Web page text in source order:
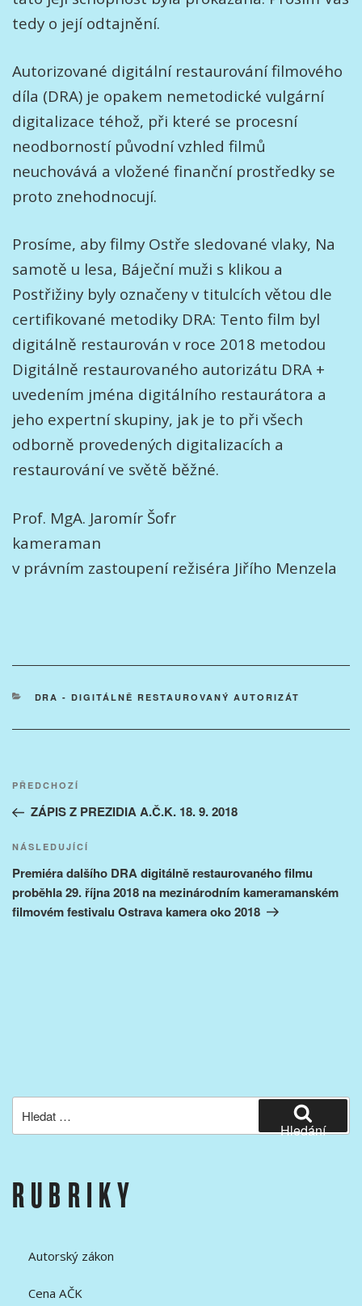
tedy o její odtajnění.
Autorizované digitální restaurování filmového
díla (DRA) je opakem nemetodické vulgární
digitalizace téhož, při které se procesní
neodborností původní vzhled filmů
neuchovává a vložené finanční prostředky se
proto znehodnocují.
Prosíme, aby filmy Ostře sledované vlaky, Na
samotě u lesa, Báječní muži s klikou a
Postřižiny byly označeny v titulcích větou dle
certifikované metodiky DRA: Tento film byl
digitálně restaurován v roce 2018 metodou
Digitálně restaurovaného autorizátu DRA +
uvedením jména digitálního restaurátora a
jeho expertní skupiny, jak je to při všech
odborně provedených digitalizacích a
restaurování ve světě běžné.
Prof. MgA. Jaromír Šofr
kameraman
v právním zastoupení režiséra Jiřího Menzela
RUBRIKY
DRA - DIGITÁLNĚ RESTAUROVANÝ AUTORIZÁT
Navigace
příspěvek
Předchozí
příspěvek
PŘEDCHOZÍ
ZÁPIS Z PREZIDIA A.Č.K. 18. 9. 2018
Následující
příspěvek
NÁSLEDUJÍCÍ
Premiéra dalšího DRA digitálně restaurovaného filmu
proběhla 29. října 2018 na mezinárodním kameramanském
filmovém festivalu Ostrava kamera oko 2018
Hledání
RUBRIKY
Autorský zákon
Cena AČK